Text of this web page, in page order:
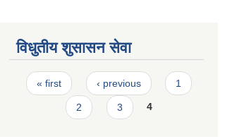
विधुतीय शुसासन सेवा
Pages
« first ‹ previous 1
2 3 4